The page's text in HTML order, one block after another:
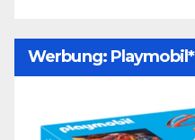
Werbung: Playmobil*